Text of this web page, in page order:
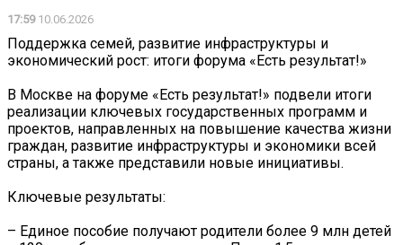
17:5910.06.2026
Поддержка семей, развитие инфраструктуры и
экономический рост: итоги форума «Есть результат!»
В Москве на форуме «Есть результат!» подвели итоги
реализации ключевых государственных программ и
проектов, направленных на повышение качества жизни
граждан, развитие инфраструктуры и экономики всей
страны, а также представили новые инициативы.
Ключевые результаты:
– Единое пособие получают родители более 9 млн детей